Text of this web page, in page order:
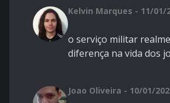
Kelvin Marques - 11/01/
o serviço militar
diferença na vida dos
Joao Oliveira - 10/01/